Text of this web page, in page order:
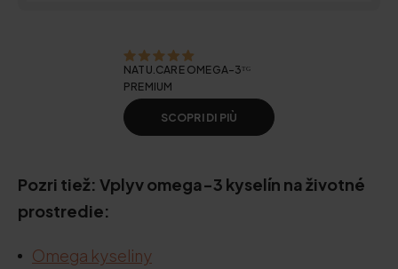
NATU.CARE OMEGA-3ᵀᴳ
PREMIUM
SCOPRI DI PIÙ
Pozri tiež: Vplyv omega-3 kyselín na životné
prostredie:
Omega kyseliny